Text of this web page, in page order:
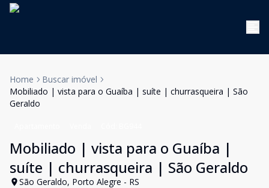
Home
Buscar imóvel
Mobiliado | vista para o Guaíba | suíte | churrasqueira | São
Geraldo
Mobiliado | vista para o Guaíba |
suíte | churrasqueira | São Geraldo
São Geraldo, Porto Alegre - RS